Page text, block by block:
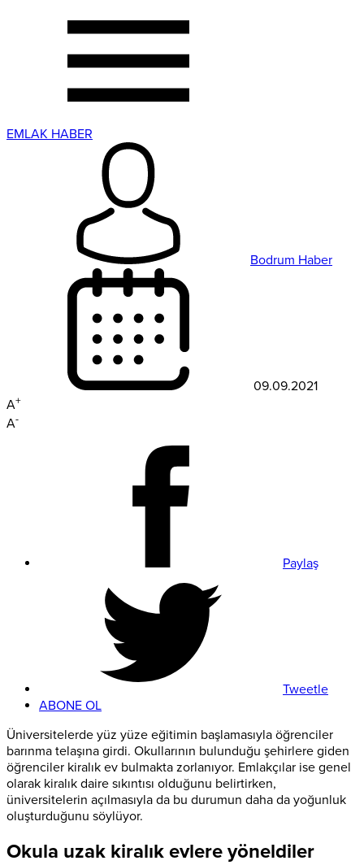
EMLAK HABER
Bodrum Haber
09.09.2021
A+
A-
Paylaş
Tweetle
ABONE OL
Üniversitelerde yüz yüze eğitimin başlamasıyla öğrenciler
barınma telaşına girdi. Okullarının bulunduğu şehirlere giden
öğrenciler kiralık ev bulmakta zorlanıyor. Emlakçılar ise genel
olarak kiralık daire sıkıntısı olduğunu belirtirken,
üniversitelerin açılmasıyla da bu durumun daha da yoğunluk
oluşturduğunu söylüyor.
Okula uzak kiralık evlere yöneldiler